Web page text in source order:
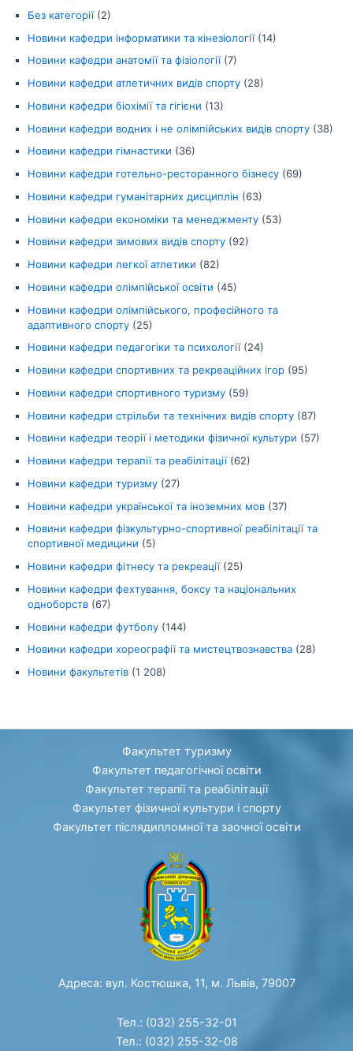
Без категорії(2)
Новини кафедри інформатики та кінезіології(14)
Новини кафедри анатомії та фізіології(7)
Новини кафедри атлетичних видів спорту (28)
Новини кафедри біохімії та гігієни (13)
Новини кафедри водних і не олімпійських видів спорту (38)
Новини кафедри гімнастики (36)
Новини кафедри готельно-ресторанного бізнесу (69)
Новини кафедри гуманітарних дисциплін (63)
Новини кафедри економіки та менеджменту (53)
Новини кафедри зимових видів спорту (92)
Новини кафедри легкої атлетики (82)
Новини кафедри олімпійської освіти (45)
Новини кафедри олімпійського, професійного та
адаптивного спорту (25)
Новини кафедри педагогіки та психології(24)
Новини кафедри спортивних та рекреаційних ігор (95)
Новини кафедри спортивного туризму (59)
Новини кафедри стрільби та технічних видів спорту (87)
Новини кафедри теорії і методики фізичної культури (57)
Новини кафедри терапії та реабілітації(62)
Новини кафедри туризму (27)
Новини кафедри української та іноземних мов (37)
Новини кафедри фізкультурно-спортивної реабілітації та
спортивної медицини (5)
Новини кафедри фітнесу та рекреації(25)
Новини кафедри фехтування, боксу та національних
одноборств (67)
Новини кафедри футболу (144)
Новини кафедри хореографії та мистецтвознавства (28)
Новини факультетів (1 208)
Факультет туризму
Факультет педагогічної освіти
Факультет терапії та реабілітації
Факультет фізичної культури і спорту
Факультет післядипломної та заочної освіти
Адреса: вул. Костюшка, 11, м. Львів, 79007
Тел.: (032) 255-32-01
Тел.: (032) 255-32-08